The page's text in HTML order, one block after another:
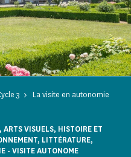
3 La visite en autonomie
VISUELS, HISTOIRE ET
LITTÉRATURE,
- VISITE AUTONOME